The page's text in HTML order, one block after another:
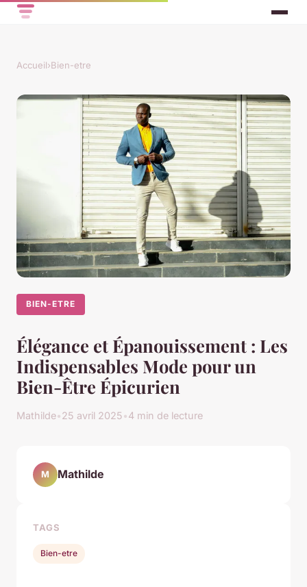
Accueil›Bien-etre
BIEN-ETRE
Élégance et Épanouissement : Les
Indispensables Mode pour un
Bien-Être Épicurien
Mathilde•25 avril 2025•4 min de lecture
M Mathilde
TAGS
Bien-etre